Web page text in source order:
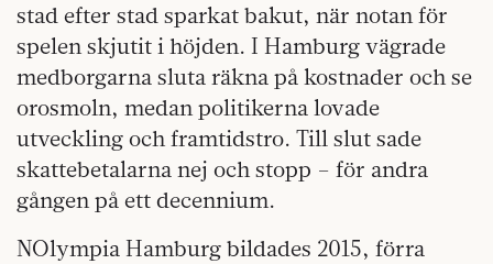
stad efter stad sparkat bakut, när notan för
spelen skjutit i höjden. I Hamburg vägrade
medborgarna sluta räkna på kostnader och se
orosmoln, medan politikerna lovade
utveckling och framtidstro. Till slut sade
skattebetalarna nej och stopp – för andra
gången på ett decennium.
NOlympia Hamburg bildades 2015, förra